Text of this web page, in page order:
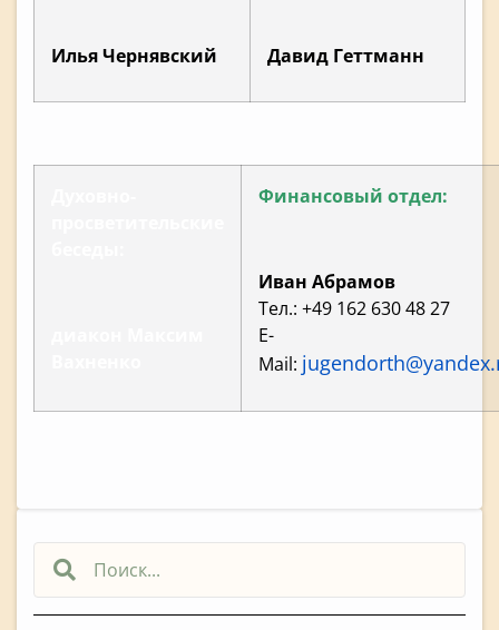
Илья Чернявский Давид Геттманн
Финансовый отдел:
Иван Абрамов
Тел.: +49 162 630 48 27
E-
Mail: